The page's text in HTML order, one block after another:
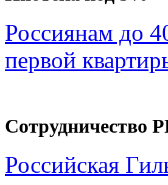
Россиянам до
первой
Сотрудничество
Российская